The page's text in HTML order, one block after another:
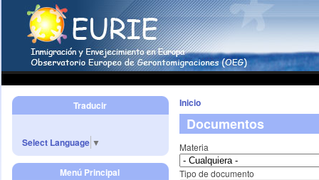
Traducir
Select Language ▼
Menú Principal
Inicio
Documentos
Materia
Tipo de documento